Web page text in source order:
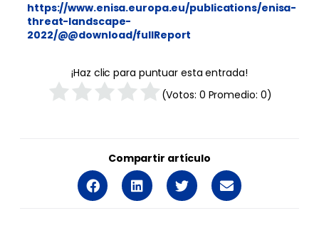
https://www.enisa.europa.eu/publications/enisa-
threat-landscape-
2022/@@download/fullReport
¡Haz clic para puntuar esta entrada!
(Votos: 0 Promedio: 0)
Compartir artículo